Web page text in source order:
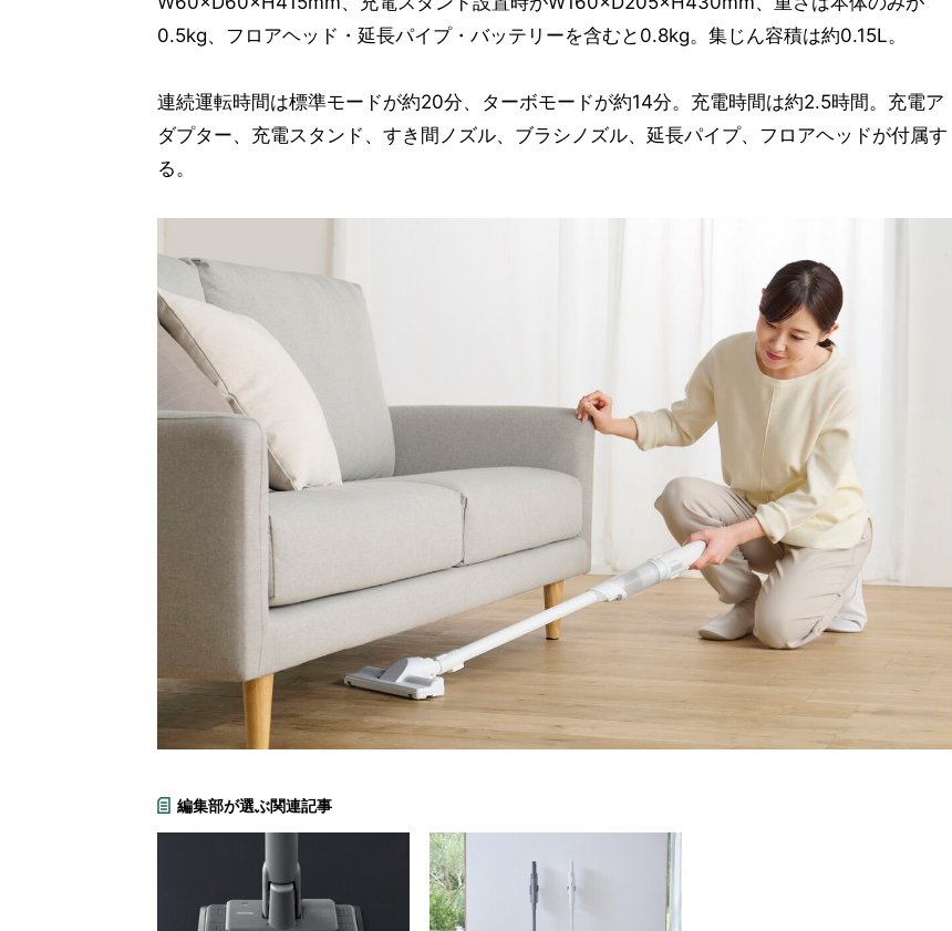
0.5kg、フロアヘッド・延長パイプ・バッテリーを含むと0.8kg。集じん容積は約0.15L。
連続運転時間は標準モードが約20分、ターボモードが約14分。充電時間は約2.5時間。充電ア
ダプター、充電スタンド、すき間ノズル、ブラシノズル、延長パイプ、フロアヘッドが付属す
る。
編集部が選ぶ関連記事